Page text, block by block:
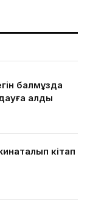
балмұздақ
қалды
кітап